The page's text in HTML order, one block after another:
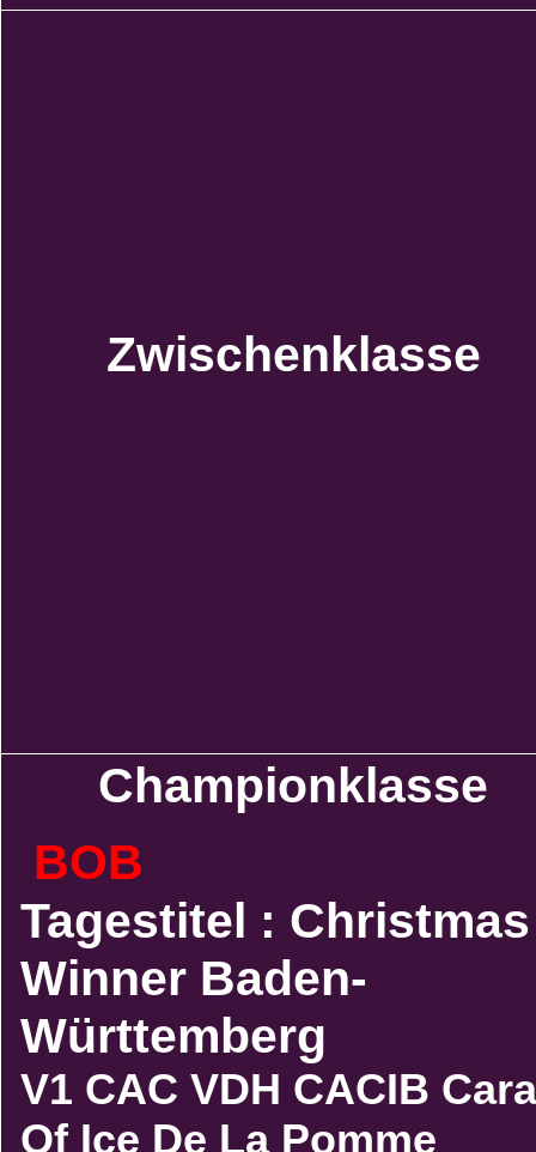
Zwischenklasse
Championklasse
BOB
Tagestitel : Christmas
Winner Baden-
Württemberg
V1 CAC VDH CACIB
Of Ice De La Pomme